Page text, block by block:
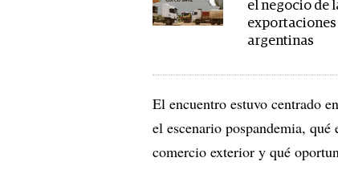
el negocio de
exportaciones
argentinas
El encuentro estuvo centrado
el escenario pospandemia, qué
comercio exterior y qué